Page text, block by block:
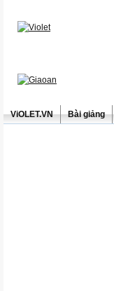
ViOLET.VN Bài giảng